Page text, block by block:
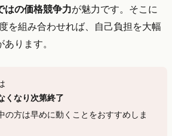
はの価格競争力が魅力です。そこに
を組み合わせれば、自己負担を大幅
ります。
くなり次第終了
の方は早めに動くことをおすすめしま